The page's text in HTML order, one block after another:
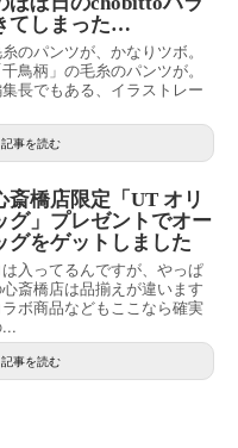
てしまった…
のパンツが、かなりツボ。
鳥柄」の毛糸のパンツが。
長でもある、イラストレー
記事を読む
斎橋店限定「UT オリ
グ」プレゼントでオー
グをゲットしました
入ってるんですが、やっぱ
斎橋店は品揃えが違います
ボ商品などもここなら確実
記事を読む